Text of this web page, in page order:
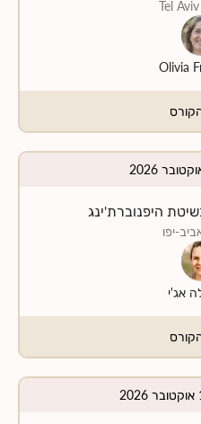
Tel Aviv
Olivia
היפנוברת'ינג
יפו
אג'י